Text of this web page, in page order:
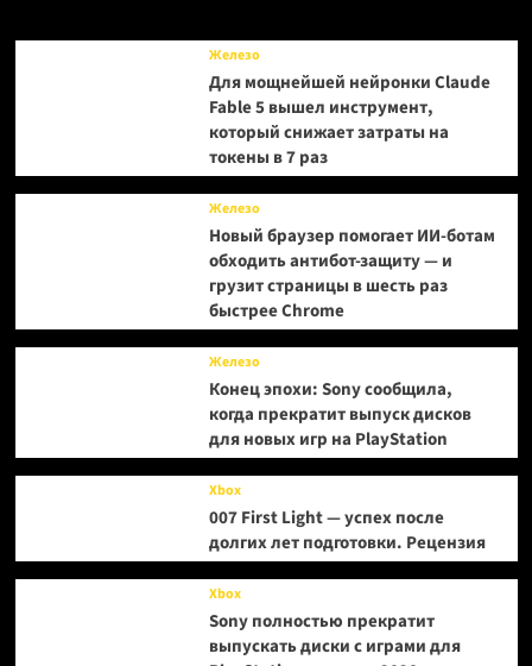
билды
Железо
Для мощнейшей нейронки Claude
Fable 5 вышел инструмент,
который снижает затраты на
токены в 7 раз
Железо
Новый браузер помогает ИИ-ботам
обходить антибот-защиту — и
грузит страницы в шесть раз
быстрее Chrome
Железо
Конец эпохи: Sony сообщила,
когда прекратит выпуск дисков
для новых игр на PlayStation
Xbox
007 First Light — успех после
долгих лет подготовки. Рецензия
Xbox
Sony полностью прекратит
выпускать диски с играми для